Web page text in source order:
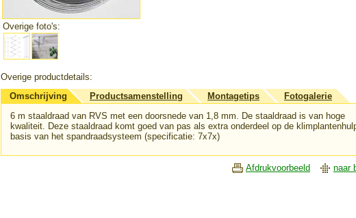
Overige foto's:
Overige productdetails:
Omschrijving
Productsamenstelling Montagetips
Fotogalerie
6 m staaldraad van RVS met een doorsnede van 1,8 mm. De staaldraad is van hoge
kwaliteit. Deze staaldraad komt goed van pas als extra onderdeel op de
basis van het spandraadsysteem (specificatie: 7x7x)
Afdrukvoorbeeld naar